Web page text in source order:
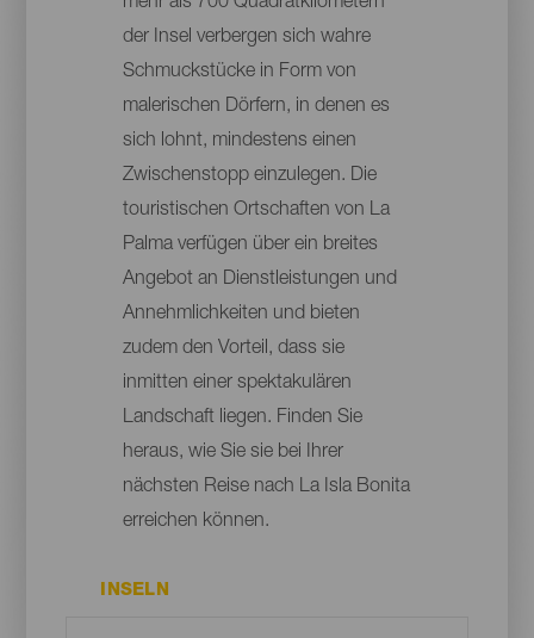
mehr als 700 Quadratkilometern
der Insel verbergen sich wahre
Schmuckstücke in Form von
malerischen Dörfern, in denen es
sich lohnt, mindestens einen
Zwischenstopp einzulegen. Die
touristischen Ortschaften von La
Palma verfügen über ein breites
Angebot an Dienstleistungen und
Annehmlichkeiten und bieten
zudem den Vorteil, dass sie
inmitten einer spektakulären
Landschaft liegen. Finden Sie
heraus, wie Sie sie bei Ihrer
nächsten Reise nach La Isla Bonita
erreichen können.
INSELN